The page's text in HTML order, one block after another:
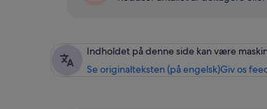
Indholdet på denne side kan være
Se originalteksten (på engelsk)Giv os